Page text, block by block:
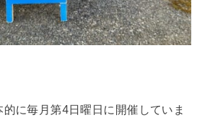
に毎月第4日曜日に開催していま